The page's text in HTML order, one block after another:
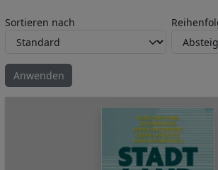
Sortieren nach